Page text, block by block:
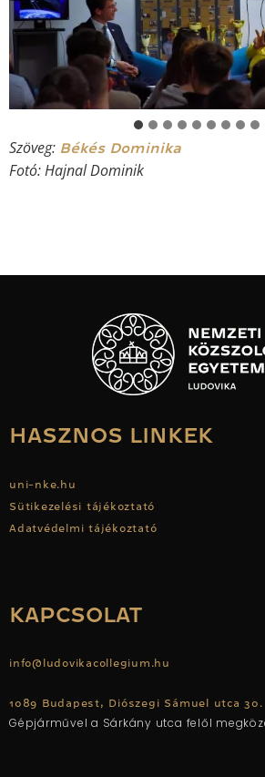
Szöveg: Békés Dominika
Fotó: Hajnal Dominik
HASZNOS LINKEK
uni-nke.hu
Sütikezelési tájékoztató
Adatvédelmi tájékoztató
KAPCSOLAT
info@ludovikacollegium.hu
1089 Budapest, Diószegi Sámuel utca 30.
Gépjárművel a Sárkány utca felől